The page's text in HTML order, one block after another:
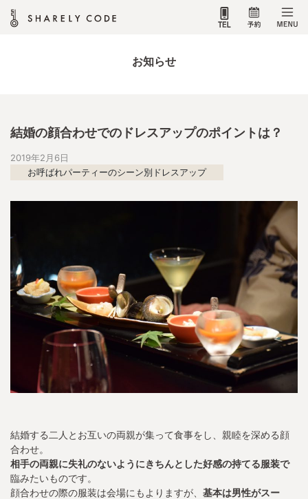
お知らせ
結婚の顔合わせでのドレスアップのポイントは？
2019年2月6日
お呼ばれパーティーのシーン別ドレスアップ
結婚する二人とお互いの両親が集って食事をし、親睦を深める顔
合わせ。
相手の両親に失礼のないようにきちんとした好感の持てる服装で
臨みたいものです。
顔合わせの際の服装は会場にもよりますが、 基本は男性がスー